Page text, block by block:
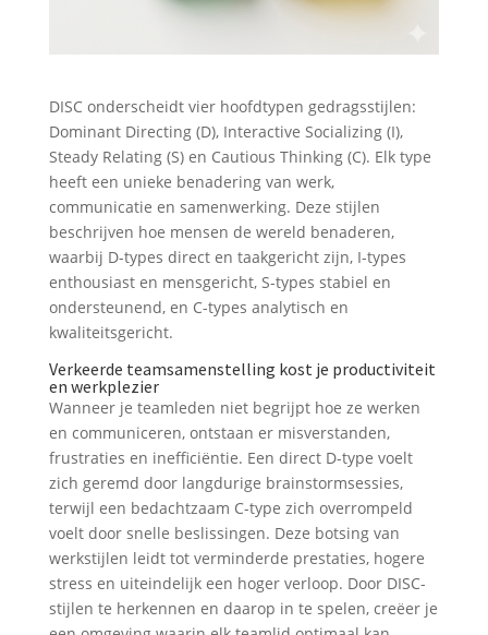
DISC onderscheidt vier hoofdtypen gedragsstijlen:
Dominant Directing (D), Interactive Socializing (I),
Steady Relating (S) en Cautious Thinking (C). Elk type
heeft een unieke benadering van werk,
communicatie en samenwerking. Deze stijlen
beschrijven hoe mensen de wereld benaderen,
waarbij D-types direct en taakgericht zijn, I-types
enthousiast en mensgericht, S-types stabiel en
ondersteunend, en C-types analytisch en
kwaliteitsgericht.
Verkeerde teamsamenstelling kost je productiviteit
en werkplezier
Wanneer je teamleden niet begrijpt hoe ze werken
en communiceren, ontstaan er misverstanden,
frustraties en inefficiëntie. Een direct D-type voelt
zich geremd door langdurige brainstormsessies,
terwijl een bedachtzaam C-type zich overrompeld
voelt door snelle beslissingen. Deze botsing van
werkstijlen leidt tot verminderde prestaties, hogere
stress en uiteindelijk een hoger verloop. Door DISC-
stijlen te herkennen en daarop in te spelen, creëer je